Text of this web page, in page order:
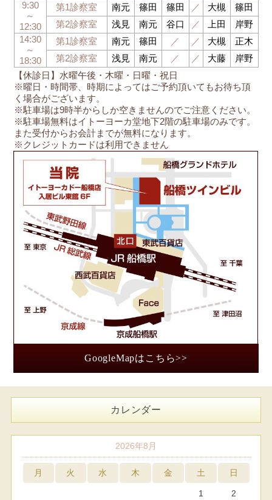
【休診日】水曜午後・木曜・日曜・祝日
※曜日・時間帯、時期によってはご予約頂いてもお待ち頂
く場合がございます。
※駐車場は9時半からしか空きませんのでご注意ください。
※駐車場無料はイトーヨーカ堂地下2階の駐車場のみです。
また受付からお会計までが無料になります。
※クレジットカードは利用できません
9:30
～
12:30
第1診察室 南元 篠田 篠田 ／ 大槻
篠田
第2診察室
浅見 南元 谷口 ／ 上田
岸野
14:30
～
18:30
第1診察室 南元 篠田 ／ ／ 大槻
正木
第2診察室
浅見 南元 ／ ／ 大藤 岸野
GoogleMapはこちら>>
カレンダー
2026年8月
月 火 水 木 金 土 日
1 2